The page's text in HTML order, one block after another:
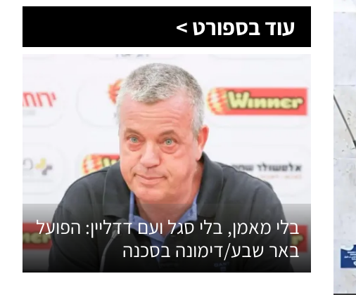
בלי מאמן, בלי סגל ועם דדליין: הפועל
באר שבע/דימונה בסכנה